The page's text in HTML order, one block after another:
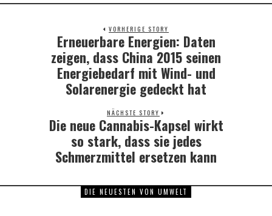
VORHERIGE STORY
Previous
post:
Erneuerbare Energien: Daten
zeigen, dass China 2015 seinen
Energiebedarf mit Wind- und
Solarenergie gedeckt hat
NÄCHSTE STORY
Next
Die neue Cannabis-Kapsel wirkt
so stark, dass sie jedes
Schmerzmittel ersetzen kann
DIE NEUESTEN VON UMWELT